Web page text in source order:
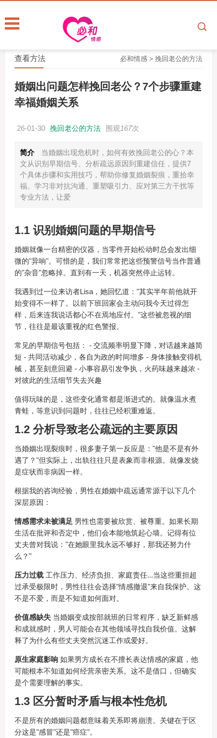
必和情感 >挽回老公的方法
查看方法
婚姻出问题怎样挽回老公？7个步骤重建
幸福婚姻关系
26-01-30 挽回老公的方法 围观 167次
简介
当婚姻出现危机时，如何有效挽回老公的心？本
文从识别早期信号、分析疏远原因到重建信任，提供7
个具体步骤和实用技巧，帮助你修复婚姻裂痕，重拾幸
福。学习非对抗沟通、重塑吸引力、应对第三方干扰等
专业方法，让爱
1.1 识别婚姻问题的早期信号
婚姻就像一台精密的仪器，当零件开始松动时总会发出细
微的"异响"。可惜的是，我们常常把这些预警信号当作普通
的"杂音"忽略掉。直到有一天，机器突然停止运转。
我遇到过一位来访者Lisa，她回忆道："其实半年前他就开
始变得不一样了。以前下班回家会主动问我今天过得怎
样，后来连我说话都心不在焉地应付。"这些被忽视的细
节，往往是最该重视的红色警报。
常见的早期信号包括： - 交流频率明显下降，对话越来越简
短 - 共同活动减少，各自为政的时间增多 - 身体接触变得机
械，甚至刻意回避 - 小事容易引发争执，火药味越来越浓 -
对彼此的生活细节失去兴趣
值得玩味的是，这些变化通常都是渐进式的。就像温水煮
青蛙，等意识到问题时，往往已经积重难返。
1.2 分析导致老公疏远的主要原因
当婚姻出现裂痕时，很多妻子第一反应是："他是不是有外
遇了？"但实际上，出轨往往只是表象而非根源。就像发烧
是症状而非病因一样。
根据我的咨询经验，男性在婚姻中疏远通常源于以下几个
深层原因：
情感需求未被满足 男性也需要被欣赏、被尊重。如果长期
生活在批评和否定中，他们会本能地筑起心墙。记得有位
丈夫曾对我说："在她眼里我永远不够好，那我还努力什
么？"
压力过载工作压力、经济负担、家庭责任...当这些重担超
过承受极限时，男性往往会选择"情感撤退"来自我保护。这
不是不爱，而是不知道如何面对。
价值感缺失当婚姻变成按部就班的日常程序，缺乏新鲜感
和成就感时，男人可能会在其他领域寻找自我价值。这解
释了为什么有些丈夫突然沉迷工作或爱好。
原生家庭影响如果男方成长在不擅长表达情感的家庭，他
可能根本不知道如何经营亲密关系。这不是借口，但确实
是个需要理解的事实。
1.3 区分暂时矛盾与根本性危机
不是所有的婚姻问题都意味着关系即将崩溃。关键在于区
分这是"感冒"还是"癌症"。